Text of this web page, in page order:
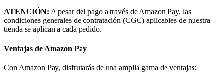
ATENCIÓN: A pesar del pago a través de Amazon Pay, las
condiciones generales de contratación (CGC) aplicables de nuestra
tienda se aplican a cada pedido.
Ventajas de Amazon Pay
Con Amazon Pay, disfrutarás de una amplia gama de ventajas: